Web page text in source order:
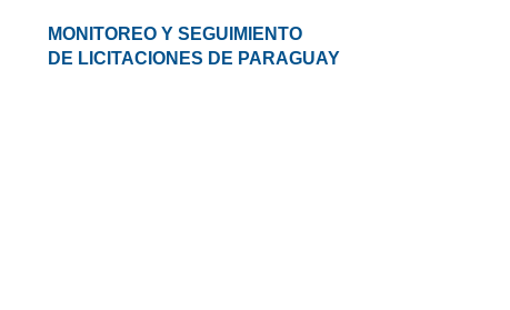
MONITOREO Y SEGUIMIENTO
DE LICITACIONES DE PARAGUAY